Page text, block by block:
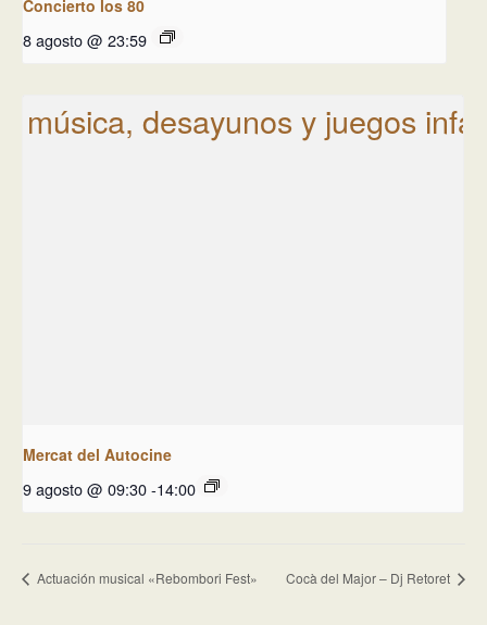
Concierto los 80
8 agosto @ 23:59
Mercat del Autocine
9 agosto @ 09:30-14:00
Actuación musical «Rebombori Fest» Cocà del Major – Dj Retoret